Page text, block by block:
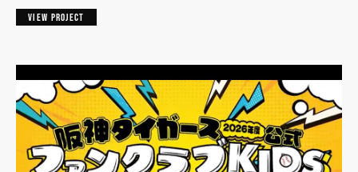
VIEW PROJECT